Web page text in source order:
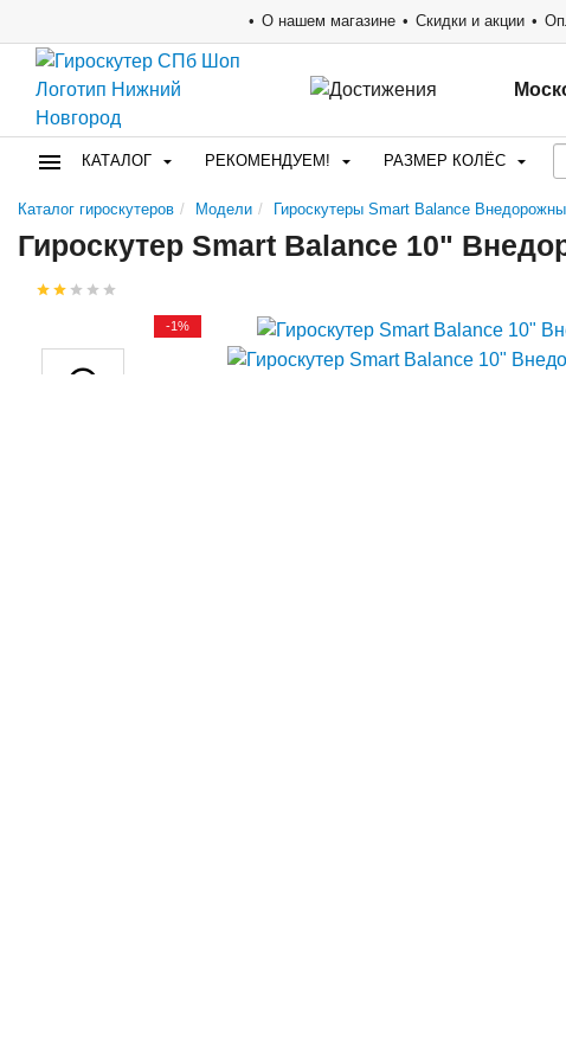
О нашем магазине Скидки и акции
КАТАЛОГ РЕКОМЕНДУЕМ! РАЗМЕР КОЛЁС
Каталог гироскутеров Модели Гироскутеры Smart Balance
Гироскутер Smart Balance 10"
-1%